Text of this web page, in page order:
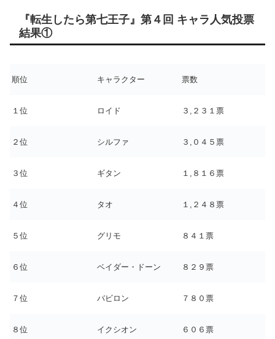
『転生したら第七王子』第４回 キャラ人気投票
結果①
順位 キャラクター 票数
１位 ロイド ３,２３１票
２位 シルファ ３,０４５票
３位 ギタン １,８１６票
４位 タオ １,２４８票
５位 グリモ ８４１票
６位 ベイダー・ドーン ８２９票
７位 バビロン ７８０票
８位 イクシオン ６０６票